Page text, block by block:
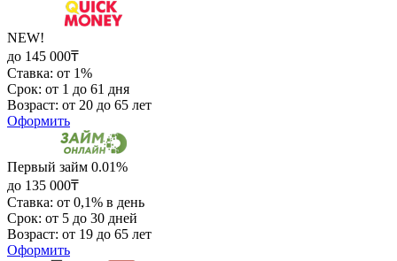
NEW!
до 145 000₸
Ставка: от 1%
Срок: от 1 до 61 дня
Возраст: от 20 до 65 лет
Оформить
Первый займ 0.01%
до 135 000₸
Ставка: от 0,1% в день
Срок: от 5 до 30 дней
Возраст: от 19 до 65 лет
Оформить